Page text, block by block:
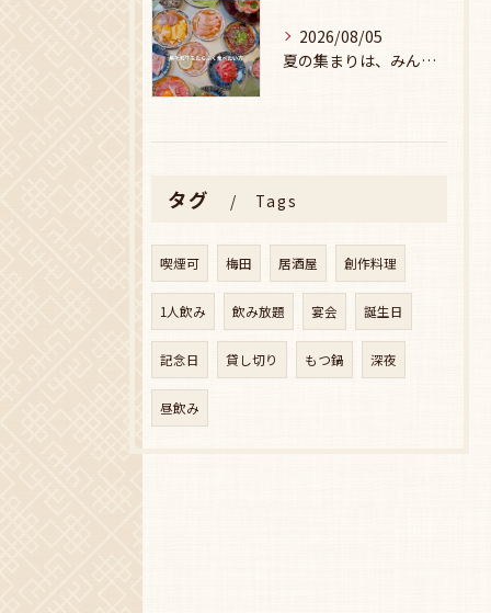
2026/08/05
夏の集まりは、みんなで焼肉🥩☀️
タグ Tags
喫煙可 梅田 居酒屋 創作料理
1人飲み 飲み放題 宴会 誕生日
記念日 貸し切り もつ鍋 深夜
昼飲み